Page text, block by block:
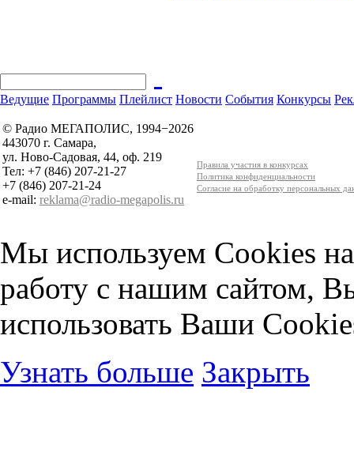
Ведущие Программы Плейлист Новости События Конкурсы
© Радио МЕГАПОЛИС, 1994−2026
443070 г. Самара,
ул. Ново-Садовая, 44, оф. 219
Тел: +7 (846) 207-21-27
+7 (846) 207-21-24
e-mail: reklama@radio-megapolis.ru
Правила участия в конкурсах
Политика конфиденциальности
Согласие на обработку персональных
Мы используем Cookies
работу с нашим сайтом,
использовать Ваши
Узнать больше Закрыть